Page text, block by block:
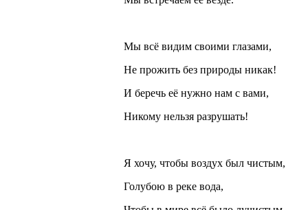
Мы всё видим своими глазами,
Не прожить без природы никак!
И беречь её нужно нам с вами,
Никому нельзя разрушать!
Я хочу, чтобы воздух был чистым,
Голубою в реке вода,